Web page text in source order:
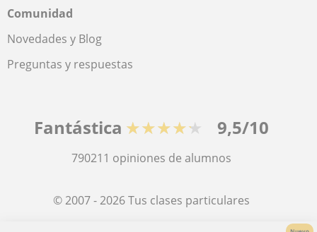
Comunidad
Novedades y Blog
Preguntas y respuestas
Fantástica ★★★★★ 9,5/10
790211 opiniones de alumnos
© 2007 - 2026 Tus clases particulares